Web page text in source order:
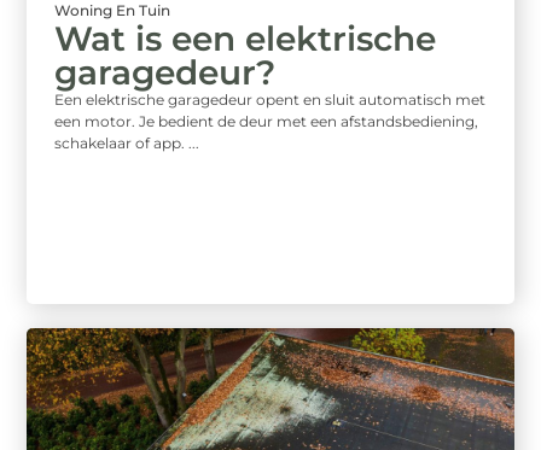
Woning En Tuin
Wat is een elektrische
garagedeur?
Een elektrische garagedeur opent en sluit automatisch met
een motor. Je bedient de deur met een afstandsbediening,
schakelaar of app. ...